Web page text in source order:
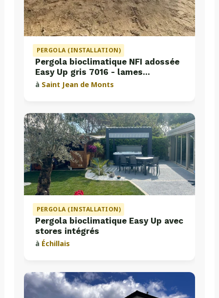
PERGOLA (INSTALLATION)
Pergola bioclimatique NFI adossée
Easy Up gris 7016 - lames
perpendiculaires
à Saint Jean de Monts
PERGOLA (INSTALLATION)
Pergola bioclimatique Easy Up avec
stores intégrés
à Échillais